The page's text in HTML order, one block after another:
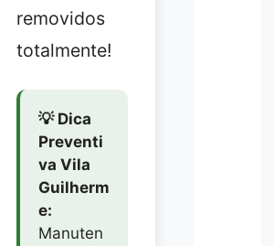
removidos
totalmente!
💡 Dica
Preventi
va Vila
Guilherm
e:
Manuten